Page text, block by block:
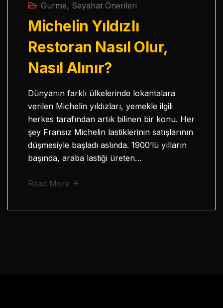
Gurme, Seyahat Önerileri
Michelin Yıldızlı
Restoran Nasıl Olur,
Nasıl Alınır?
Dünyanın farklı ülkelerinde lokantalara
verilen Michelin yıldızları, yemekle ilgili
herkes tarafından artık bilinen bir konu. Her
şey Fransız Michelin lastiklerinin satışlarının
düşmesiyle başladı aslında. 1900’lü yılların
başında, araba lastiği üreten…
Read More